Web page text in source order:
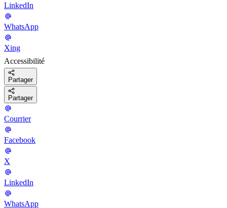
LinkedIn
WhatsApp
Xing
Accessibilité
Partager
Partager
Courrier
Facebook
X
LinkedIn
WhatsApp